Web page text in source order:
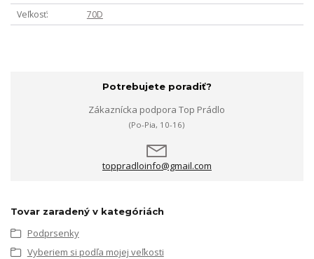
Veľkosť
70D
Potrebujete poradiť?
Zákaznícka podpora Top Prádlo
(Po-Pia, 10-16)
toppradloinfo@gmail.com
Tovar zaradený v kategóriách
Podprsenky
Vyberiem si podľa mojej veľkosti